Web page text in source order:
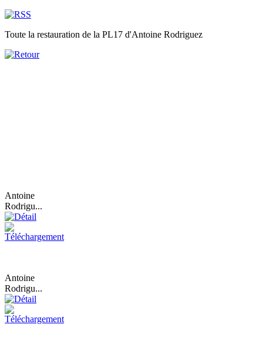
Toute la restauration de la PL17 d'Antoine Rodriguez
Antoine
Rodrigu...
Antoine
Rodrigu...